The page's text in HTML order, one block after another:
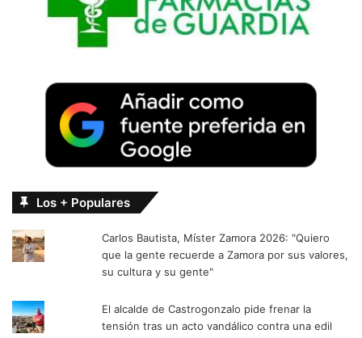
Los + Populares
Carlos Bautista, Míster Zamora 2026: "Quiero
que la gente recuerde a Zamora por sus valores,
su cultura y su gente"
El alcalde de Castrogonzalo pide frenar la
tensión tras un acto vandálico contra una edil